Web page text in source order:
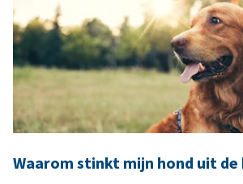
Waarom stinkt mijn hond uit de